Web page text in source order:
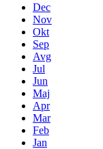
Dec
Nov
Okt
Sep
Avg
Jul
Jun
Maj
Apr
Mar
Feb
Jan